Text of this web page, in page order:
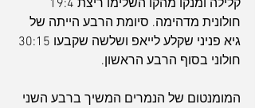
חולונית מדהימה. סיומת הרבע הייתה של
חולוני בסוף הרבע הראשון.
המומנטום של הנמרים המשיך ברבע השני